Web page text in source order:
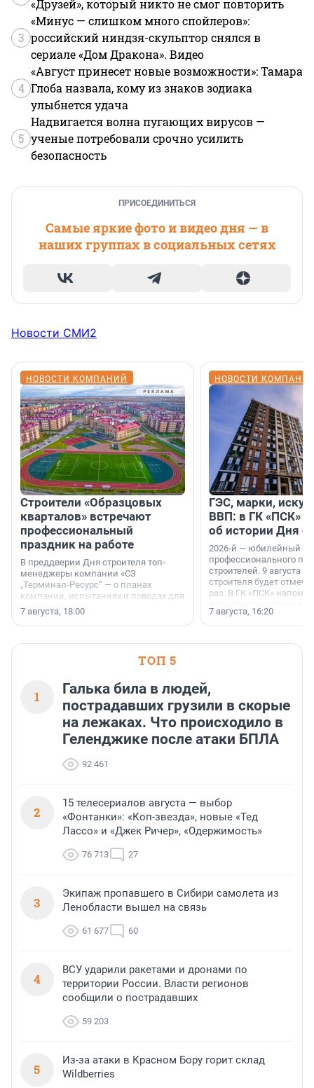
«Друзей», который никто не смог повторить
3
«Минус — слишком много спойлеров»:
российский ниндзя-скульптор снялся в
сериале «Дом Дракона». Видео
4
«Август принесет новые возможности»: Тамара
Глоба назвала, кому из знаков зодиака
улыбнется удача
5
Надвигается волна пугающих вирусов —
ученые потребовали срочно усилить
безопасность
ПРИСОЕДИНИТЬСЯ
Самые яркие фото и видео дня — в
наших группах в социальных сетях
Новости СМИ2
НОВОСТИ КОМПАНИЙ
Строители «Образцовых
кварталов» встречают
профессиональный
праздник на работе
В преддверии Дня строителя топ-
менеджеры компании «СЗ
„Терминал-Ресурс“ — о планах
компании, испытаниях и поводах для
осторожного оптимизма.
7 августа, 18:00
НОВОСТИ
ГЭС, марки,
ВВП: в ГК «ПСК»
об истории Дня
2026-й — юбилейный
профессионального
строителей. 9 августа
строителя будет
раз. В ГК «ПСК»
поменялась роль
7 августа, 16:20
ТОП 5
1
Галька била в людей,
пострадавших грузили в скорые
на лежаках. Что происходило в
Геленджике после атаки БПЛА
92 461
2
15 телесериалов августа — выбор
«Фонтанки»: «Коп-звезда», новые «Тед
Лассо» и «Джек Ричер», «Одержимость»
76 713 27
3
Экипаж пропавшего в Сибири самолета из
Ленобласти вышел на связь
61 677 60
4
ВСУ ударили ракетами и дронами по
территории России. Власти регионов
сообщили о пострадавших
59 203
5
Из-за атаки в Красном Бору горит склад
Wildberries